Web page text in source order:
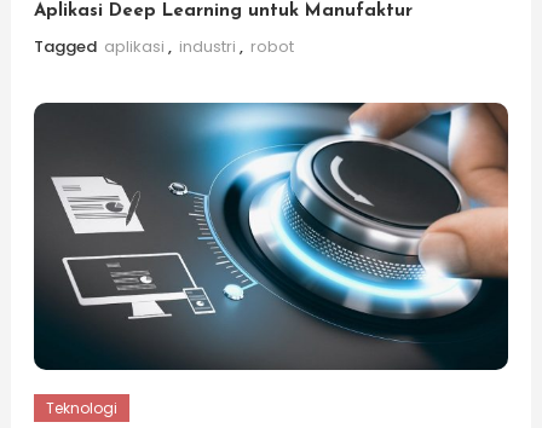
Aplikasi Deep Learning untuk Manufaktur
Tagged aplikasi , industri , robot
Teknologi